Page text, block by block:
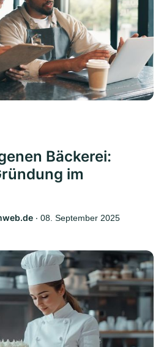
Bäckerei:
im
‧ 08. September 2025